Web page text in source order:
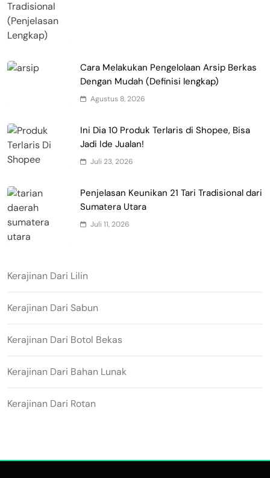
Cara Melakukan Pengelolaan Arsip Berkas
Dengan Mudah (Definisi lengkap)
Agustus 8, 2026
Ini Dia 10 Produk Terlaris di Shopee, Bisa
Jadi Ide Jualan!
Juli 23, 2026
Penjelasan Keunikan 21 Tari Tradisional dari
Sumatera Utara
Juli 11, 2026
Kerajinan Dari Lilin
Kerajinan Dari Sabun
Kerajinan Dari Botol Bekas
Kerajinan Dari Bahan Lunak
Kerajinan Dari Rotan